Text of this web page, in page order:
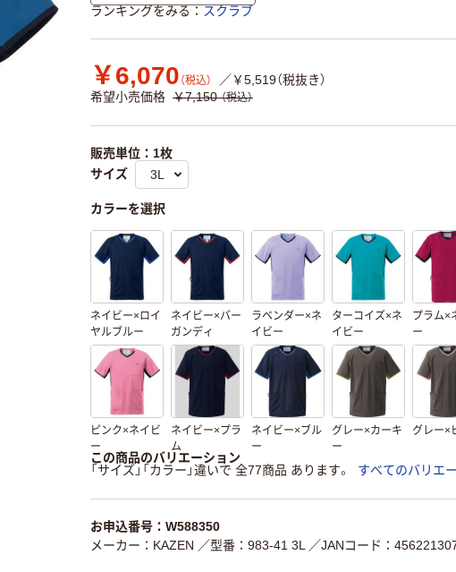
ランキングをみる スクラブ
￥6,070 （税込）
／￥5,519（税抜き）
希望小売価格 ￥7,150 （税込）
販売単位：1枚
サイズ
カラーを選択
ネイビー×ロイ
ヤルブルー
ネイビー×バー
ガンディ
ラベンダー×ネ
イビー
ターコイズ×ネ
イビー
プラム×
ー
ピンク×ネイビ
ー
ネイビー×プラ
ム
ネイビー×ブル
ー
グレー×カーキ
ー
グレー×
この商品のバリエーション
「サイズ」「カラー」違いで 全77商品 あります。
すべてのバリエ
お申込番号：W588350
メーカー：KAZEN ／型番：983-41 3L ／JANコード：